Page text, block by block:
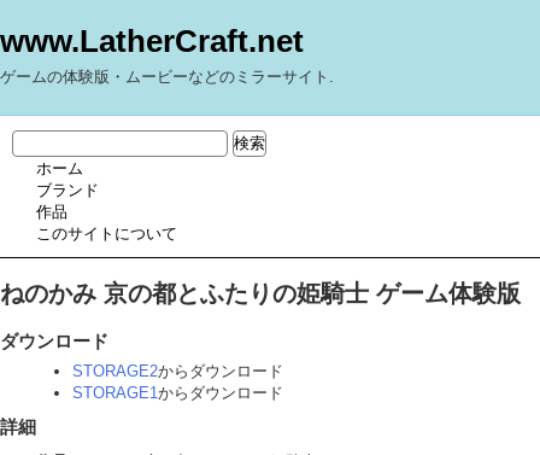
www.LatherCraft.net
ゲームの体験版・ムービーなどのミラーサイト.
ホーム
ブランド
作品
このサイトについて
ねのかみ 京の都とふたりの姫騎士 ゲーム体験版
ダウンロード
STORAGE2からダウンロード
STORAGE1からダウンロード
詳細